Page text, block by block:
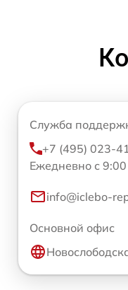
Служба
+7 (495) 023-
Ежедневно с
info@iclebo-
Основной офис